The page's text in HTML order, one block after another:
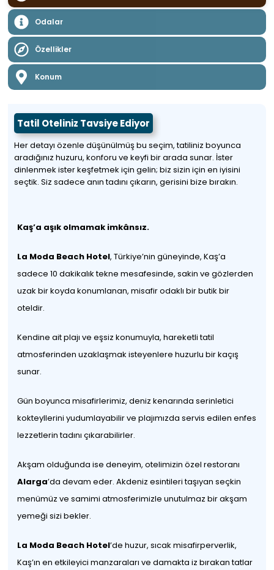
Odalar
Özellikler
Konum
Tatil Oteliniz Tavsiye Ediyor
Her detayı özenle düşünülmüş bu seçim, tatiliniz boyunca
aradığınız huzuru, konforu ve keyfi bir arada sunar. İster
dinlenmek ister keşfetmek için gelin; biz sizin için en iyisini
seçtik. Siz sadece anın tadını çıkarın, gerisini bize bırakın.
Kaş’a aşık olmamak imkânsız.
La Moda Beach Hotel, Türkiye’nin güneyinde, Kaş’a
sadece 10 dakikalık tekne mesafesinde, sakin ve gözlerden
uzak bir koyda konumlanan, misafir odaklı bir butik bir
oteldir.
Kendine ait plajı ve eşsiz konumuyla, hareketli tatil
atmosferinden uzaklaşmak isteyenlere huzurlu bir kaçış
sunar.
Gün boyunca misafirlerimiz, deniz kenarında serinletici
kokteyllerini yudumlayabilir ve plajımızda servis edilen enfes
lezzetlerin tadını çıkarabilirler.
Akşam olduğunda ise deneyim, otelimizin özel restoranı
Alarga’da devam eder. Akdeniz esintileri taşıyan seçkin
menümüz ve samimi atmosferimizle unutulmaz bir akşam
yemeği sizi bekler.
La Moda Beach Hotel’de huzur, sıcak misafirperverlik,
Kaş’ın en etkileyici manzaraları ve damakta iz bırakan tatlar